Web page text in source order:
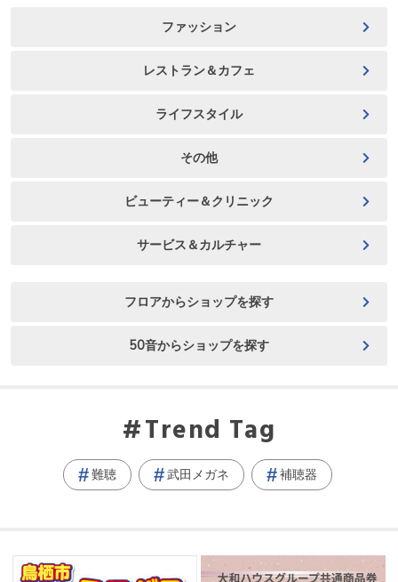
ファッション
レストラン＆カフェ
ライフスタイル
その他
ビューティー＆クリニック
サービス＆カルチャー
フロアからショップを探す
50音からショップを探す
Trend Tag
難聴 武田メガネ 補聴器